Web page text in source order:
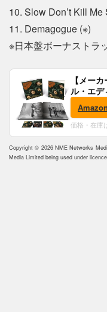
10. Slow Don’t Kill Me
11. Demagogue (※)
※日本盤ボーナストラ
【メー
ル・エデ
(完全生
価格・在庫
Copyright © 2026 NME Networks
Media Limited being used under